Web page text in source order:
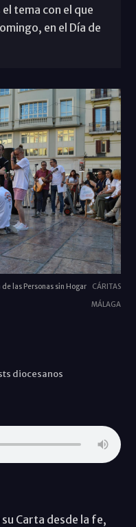
tema con el que
en el Día de
las Personas sin Hogar
CÁRITAS
MÁLAGA
diocesanos
Carta desde la fe,